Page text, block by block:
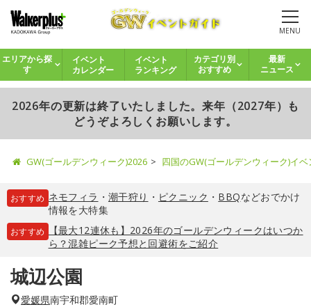
MENU
エリアから探
す
イベント
カレンダー
イベント
ランキング
カテゴリ別
おすすめ
最新
ニュース
2026年の更新は終了いたしました。来年（2027年）も
どうぞよろしくお願いします。
GW(ゴールデンウィーク)2026 四国のGW(ゴールデンウィーク)イ
おすすめ ネモフィラ ・ 潮干狩り ・ ピクニック ・ BBQなどおでかけ
情報を大特集
おすすめ
【最大12連休も】2026年のゴールデンウィークはいつか
ら？混雑ピーク予想と回避術をご紹介
城辺公園
愛媛県南宇和郡愛南町